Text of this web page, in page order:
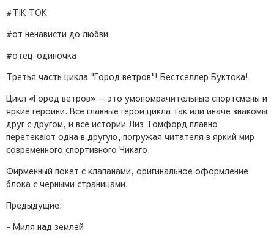
#TIK TOK
#от ненависти до любви
#отец-одиночка
Третья часть цикла "Город ветров"! Бестселлер Буктока!
Цикл «Город ветров» — это умопомрачительные спортсмены и
яркие героини. Все главные герои цикла так или иначе знакомы
друг с другом, и все истории Лиз Томфорд плавно
перетекают одна в другую, погружая читателя в яркий мир
современного спортивного Чикаго.
Фирменный покет с клапанами, оригинальное оформление
блока с черными страницами.
Предыдущие:
- Миля над землей